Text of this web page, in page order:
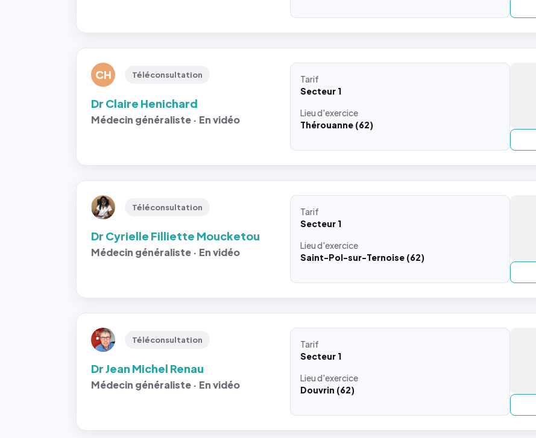
CH Téléconsultation
Dr Claire Henichard
Médecin généraliste · En vidéo
Tarif
Secteur 1
Lieud'exercice
Thérouanne (62)
Téléconsultation
Dr Cyrielle Filliette Moucketou
Médecin généraliste · En vidéo
Tarif
Secteur 1
Lieud'exercice
Saint-Pol-sur-Ternoise (62)
Téléconsultation
Dr Jean Michel Renau
Médecin généraliste · En vidéo
Tarif
Secteur 1
Lieud'exercice
Douvrin (62)